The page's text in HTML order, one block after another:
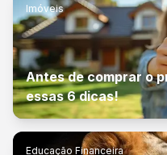
Imóveis
Antes de comprar o
essas 6 dicas!
Educação Financeira